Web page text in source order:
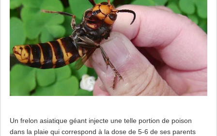
Un frelon asiatique géant injecte une telle portion de poison
dans la plaie qui correspond à la dose de 5-6 de ses parents